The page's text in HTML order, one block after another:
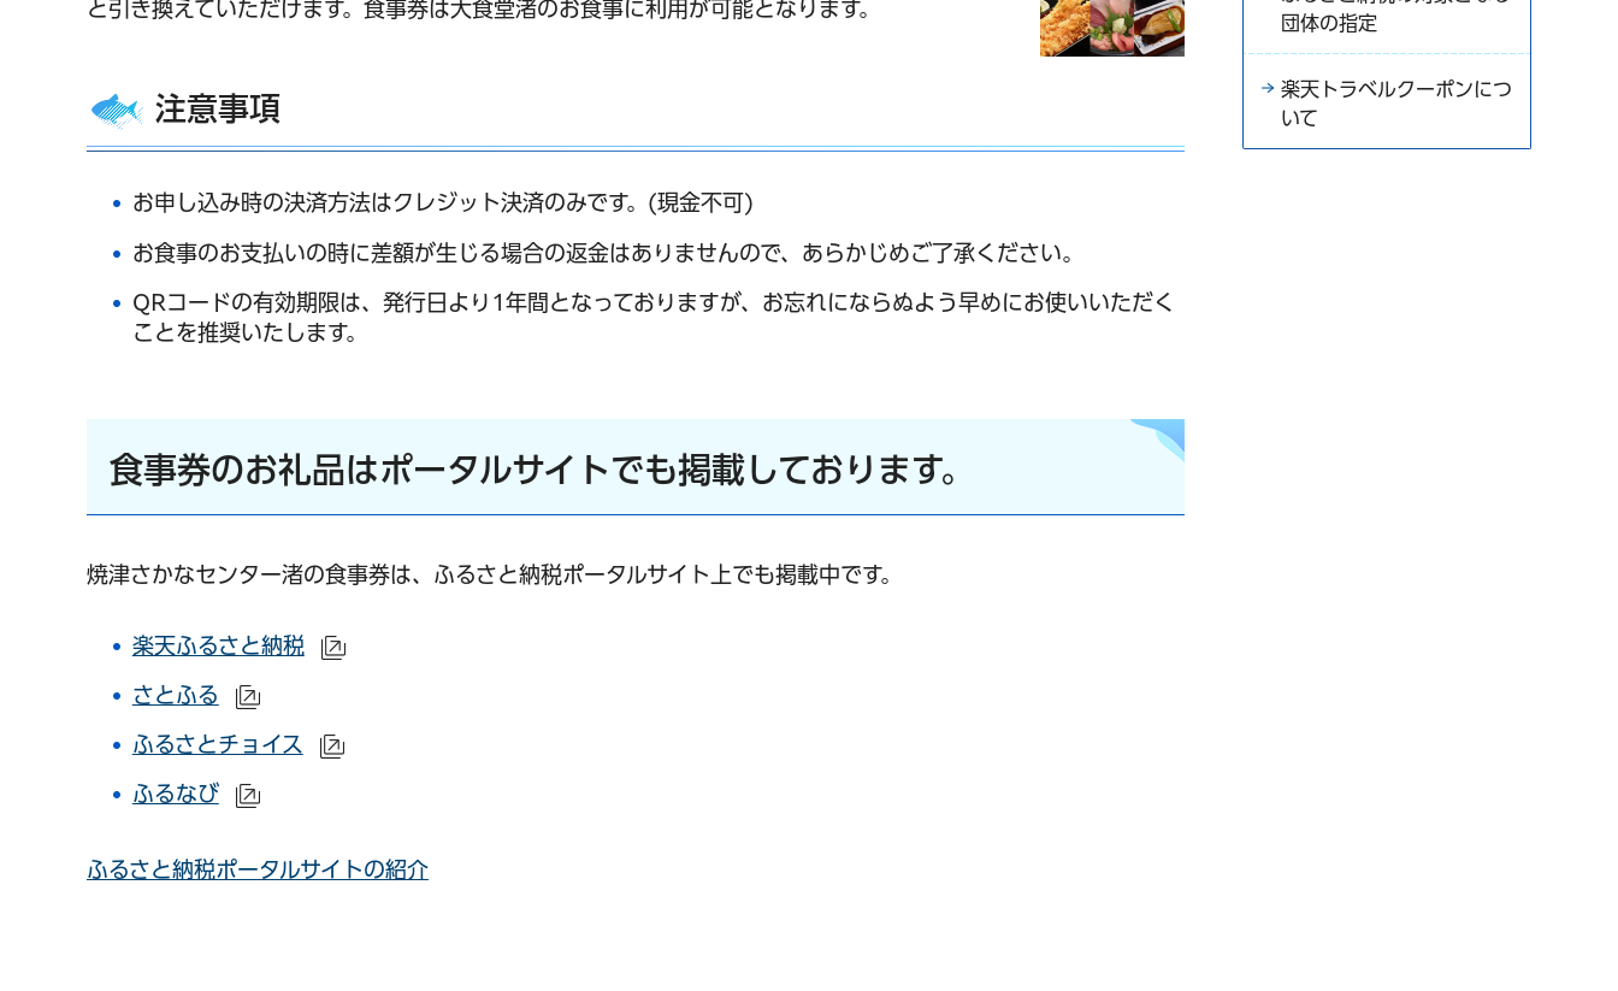
と引き換えていただけます。食事券は大食堂渚のお食事に利用が可能となります。
注意事項
お申し込み時の決済方法はクレジット決済のみです。(現金不可)
お食事のお支払いの時に差額が生じる場合の返金はありませんので、あらかじめご了承ください。
QRコードの有効期限は、発行日より1年間となっておりますが、お忘れにならぬよう早めにお使いいただく
ことを推奨いたします。
食事券のお礼品はポータルサイトでも掲載しております。
焼津さかなセンター渚の食事券は、ふるさと納税ポータルサイト上でも掲載中です。
楽天ふるさと納税 （外部サイトへリンク）
さとふる （外部サイトへリンク）
ふるさとチョイス （外部サイトへリンク）
ふるなび （外部サイトへリンク）
ふるさと納税ポータルサイトの紹介
団体の指定
楽天トラベルクーポンにつ
いて